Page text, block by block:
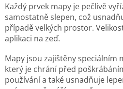
Každý prvek mapy je pečlivě
samostatně slepen, což
případě velkých prostor.
aplikaci na zeď.
Mapy jsou zajištěny speciálním
který je chrání před
používání a také usnadňuje